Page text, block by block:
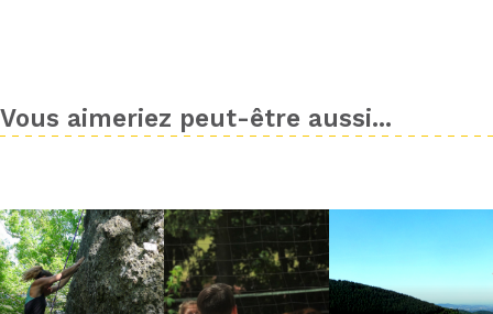
Vous aimeriez peut-être aussi...